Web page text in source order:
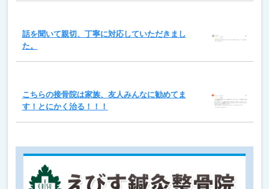
話を聞いて親切、丁寧に対応していただきまし
た。
こちらの接骨院は家族、友人みんなに勧めてま
す！とにかく治る！！！